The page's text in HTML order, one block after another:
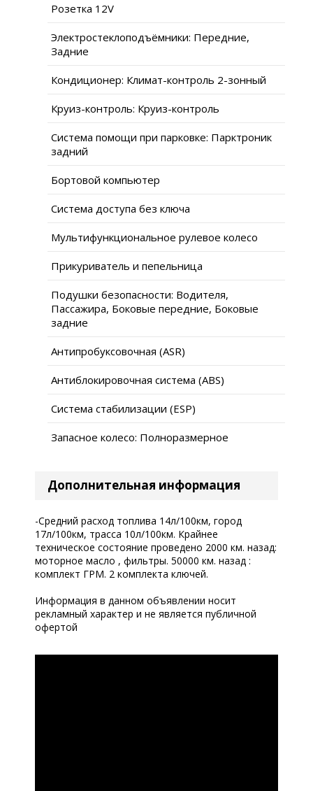
Розетка 12V
Электростеклоподъёмники: Передние,
Задние
Кондиционер: Климат-контроль 2-зонный
Круиз-контроль: Круиз-контроль
Система помощи при парковке: Парктроник
задний
Бортовой компьютер
Система доступа без ключа
Мультифункциональное рулевое колесо
Прикуриватель и пепельница
Подушки безопасности: Водителя,
Пассажира, Боковые передние, Боковые
задние
Антипробуксовочная (ASR)
Антиблокировочная система (ABS)
Система стабилизации (ESP)
Запасное колесо: Полноразмерное
Дополнительная информация
-Средний расход топлива 14л/100км, город
17л/100км, трасса 10л/100км. Крайнее
техническое состояние проведено 2000 км. назад:
моторное масло , фильтры. 50000 км. назад :
комплект ГРМ. 2 комплекта ключей.
Информация в данном объявлении носит
рекламный характер и не является публичной
офертой